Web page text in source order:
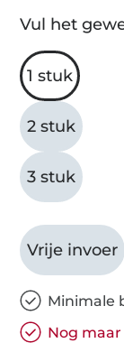
Vul het
1 stuk
2 stuk
3 stuk
Vrije invoer
Minimale
Nog